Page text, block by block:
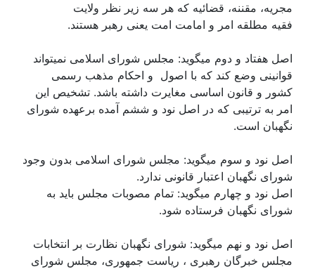
مجریه، مقننه، قضائیه که هر سه زیر نظر ولایت
فقیه مطلقه امر و امامت امت یعنی رهبر هستند.
اصل هفتاد و دوم میگوید: مجلس شورای اسلامی نمیتواند
قوانینی وضع کند که با اصول و احکام مذهب رسمی
کشور و قانون اساسی مغایرت داشته باشد. تشخیص این
امر به ترتیبی که در اصل نود و ششم آمده برعهده شورای
نگهبان است.
اصل نود و سوم میگوید: مجلس شورای اسلامی بدون وجود
شورای نگهبان اعتبار قانونی ندارد.
اصل نود و چهارم میگوید: تمام مصوبات مجلس باید به
شورای نگهبان فرستاده شود.
اصل نود و نهم میگوید: شورای نگهبان نظارت بر انتخابات
مجلس خبرگان رهبری ، ریاست جمهوری، مجلس شورای